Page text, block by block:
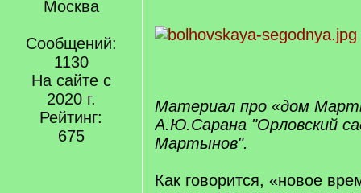
Москва
Сообщений:
1130
На сайте с
2020 г.
Рейтинг:
675
Материал про «дом
А.Ю.Сарана "Орловский
Мартынов".
Как говорится, «новое